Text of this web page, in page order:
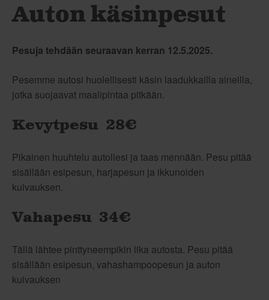
Auton käsinpesut
Pesuja tehdään seuraavan kerran 12.5.2025.
Pesemme autosi huolellisesti käsin laadukkailla aineilla,
jotka suojaavat maalipintaa pitkään.
Kevytpesu 28€
Pikainen huuhtelu autollesi ja taas mennään. Pesu pitää
sisällään esipesun, harjapesun ja ikkunoiden
kuivauksen.
Vahapesu 34€
Tällä lähtee pinttyneempikin lika autosta. Pesu pitää
sisällään esipesun, vahashampoopesun ja auton
kuivauksen